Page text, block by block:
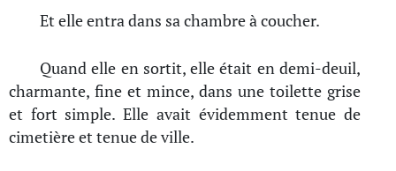
Et elle entra dans sa chambre à coucher.
Quand elle en sortit, elle était en demi-deuil,
charmante, fine et mince, dans une toilette grise
et fort simple. Elle avait évidemment tenue de
cimetière et tenue de ville.